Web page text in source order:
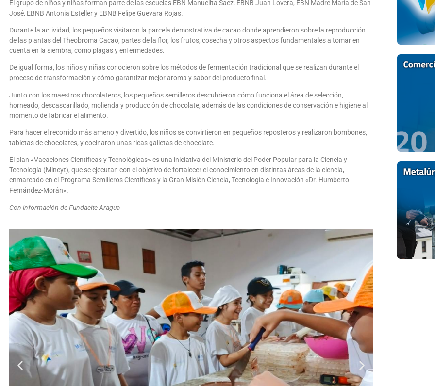
El grupo de niños y niñas forman parte de las escuelas EBN Manuelita Saez, EBNB Juan Lovera, EBN Madre María de San
José, EBNB Antonia Esteller y EBNB Felipe Guevara Rojas.
Durante la actividad, los pequeños visitaron la parcela demostrativa de cacao donde aprendieron sobre la reproducción
de las plantas del Theobroma Cacao, partes de la flor, los frutos, cosecha y otros aspectos fundamentales a tomar en
cuenta en la siembra, como plagas y enfermedades.
De igual forma, los niños y niñas conocieron sobre los métodos de fermentación tradicional que se realizan durante el
proceso de transformación y cómo garantizar mejor aroma y sabor del producto final.
Junto con los maestros chocolateros, los pequeños semilleros descubrieron cómo funciona el área de selección,
horneado, descascarillado, molienda y producción de chocolate, además de las condiciones de conservación e higiene al
momento de fabricar el alimento.
Para hacer el recorrido más ameno y divertido, los niños se convirtieron en pequeños reposteros y realizaron bombones,
tabletas de chocolates, y cocinaron unas ricas galletas de chocolate.
El plan «Vacaciones Científicas y Tecnológicas» es una iniciativa del Ministerio del Poder Popular para la Ciencia y
Tecnología (Mincyt), que se ejecutan con el objetivo de fortalecer el conocimiento en distintas áreas de la ciencia,
enmarcado en el Programa Semilleros Científicos y la Gran Misión Ciencia, Tecnología e Innovación «Dr. Humberto
Fernández-Morán».
Con información de Fundacite Aragua